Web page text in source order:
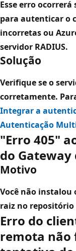
Esse erro ocorrerá
para autenticar o
incorretas ou
servidor RADIUS.
Solução
Verifique se o
corretamente.
Integrar a
Autenticação
"Erro 405"
do Gateway
Motivo
Você não
raiz no repositório
Erro do
remota não